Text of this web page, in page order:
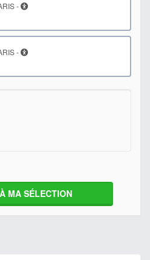
au 24/12/26 - PARIS -
au 29/12/26 - PARIS -
MA SÉLECTION